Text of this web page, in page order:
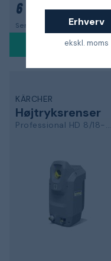
Erhverv
ekskl. moms
6 377 kr.
Sendes indenfor 8-10 dage
KÄRCHER
Højtryksrenser
Professional HD 8/18-4 M ST